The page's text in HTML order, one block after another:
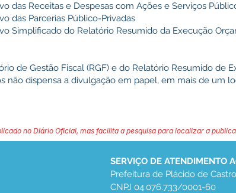
das Receitas e Despesas com Ações e Serviços
das Parcerias Público-Privadas
Simplificado do Relatório Resumido da Execução
de Gestão Fiscal (RGF) e do Relatório Resumido de
não dispensa a divulgação em papel, em mais de um
no Diário Oficial, mas facilita a pesquisa para localizar a
SERVIÇO DE ATENDIMENTO
Prefeitura de Plácido de
CNPJ 04.076.733/0001-60